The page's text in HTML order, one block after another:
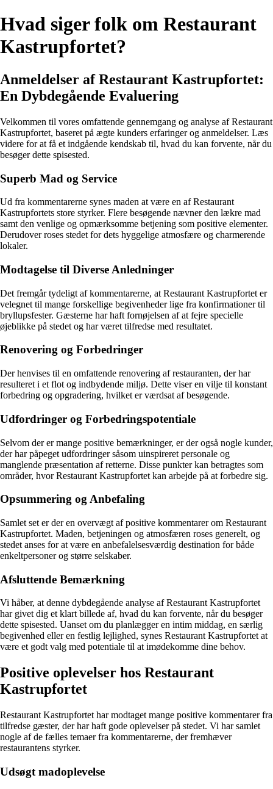
Hvad siger folk om Restaurant
Kastrupfortet?
Anmeldelser af Restaurant Kastrupfortet:
En Dybdegående Evaluering
Velkommen til vores omfattende gennemgang og analyse af Restaurant
Kastrupfortet, baseret på ægte kunders erfaringer og anmeldelser. Læs
videre for at få et indgående kendskab til, hvad du kan forvente, når du
besøger dette spisested.
Superb Mad og Service
Ud fra kommentarerne synes maden at være en af Restaurant
Kastrupfortets store styrker. Flere besøgende nævner den lækre mad
samt den venlige og opmærksomme betjening som positive elementer.
Derudover roses stedet for dets hyggelige atmosfære og charmerende
lokaler.
Modtagelse til Diverse Anledninger
Det fremgår tydeligt af kommentarerne, at Restaurant Kastrupfortet er
velegnet til mange forskellige begivenheder lige fra konfirmationer til
bryllupsfester. Gæsterne har haft fornøjelsen af at fejre specielle
øjeblikke på stedet og har været tilfredse med resultatet.
Renovering og Forbedringer
Der henvises til en omfattende renovering af restauranten, der har
resulteret i et flot og indbydende miljø. Dette viser en vilje til konstant
forbedring og opgradering, hvilket er værdsat af besøgende.
Udfordringer og Forbedringspotentiale
Selvom der er mange positive bemærkninger, er der også nogle kunder,
der har påpeget udfordringer såsom uinspireret personale og
manglende præsentation af retterne. Disse punkter kan betragtes som
områder, hvor Restaurant Kastrupfortet kan arbejde på at forbedre sig.
Opsummering og Anbefaling
Samlet set er der en overvægt af positive kommentarer om Restaurant
Kastrupfortet. Maden, betjeningen og atmosfæren roses generelt, og
stedet anses for at være en anbefalelsesværdig destination for både
enkeltpersoner og større selskaber.
Afsluttende Bemærkning
Vi håber, at denne dybdegående analyse af Restaurant Kastrupfortet
har givet dig et klart billede af, hvad du kan forvente, når du besøger
dette spisested. Uanset om du planlægger en intim middag, en særlig
begivenhed eller en festlig lejlighed, synes Restaurant Kastrupfortet at
være et godt valg med potentiale til at imødekomme dine behov.
Positive oplevelser hos Restaurant
Kastrupfortet
Restaurant Kastrupfortet har modtaget mange positive kommentarer fra
tilfredse gæster, der har haft gode oplevelser på stedet. Vi har samlet
nogle af de fælles temaer fra kommentarerne, der fremhæver
restaurantens styrker.
Udsøgt madoplevelse